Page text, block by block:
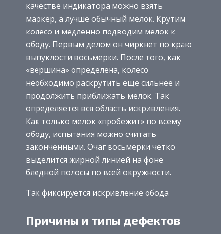
качестве индикатора можно взять
маркер, а лучше обычный мелок. Крутим
колесо и медленно подводим мелок к
ободу. Первым делом он чиркнет по краю
выпуклости восьмерки. После того, как
«вершина» определена, колесо
необходимо раскрутить еще сильнее и
продолжить приближать мелок. Так
определяется вся область искривления.
Как только мелок «пробежит» по всему
ободу, испытания можно считать
законченными. Очаг восьмерки четко
выделится жирной линией на фоне
бледной полосы по всей окружности.
Так фиксируется искривление обода
Причины и типы дефектов